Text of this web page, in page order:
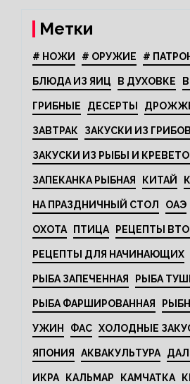
Метки
# НОЖИ # ОРУЖИЕ #
БЛЮДА ИЗ ЯИЦ В ДУХОВКЕ
ГРИБНЫЕ ДЕСЕРТЫ
ЗАВТРАК ЗАКУСКИ ИЗ
ЗАКУСКИ ИЗ РЫБЫ И
ЗАПЕКАНКА РЫБНАЯ КИТАЙ
НА ПРАЗДНИЧНЫЙ СТОЛ ОАЭ
ОХОТА ПТИЦА РЕЦЕПТЫ
РЕЦЕПТЫ ДЛЯ НАЧИНАЮЩИХ
РЫБА ЗАПЕЧЕННАЯ РЫБА
РЫБА ФАРШИРОВАННАЯ
УЖИН ФАС ХОЛОДНЫЕ
ЯПОНИЯ АКВАКУЛЬТУРА
ИКРА КАЛЬМАР КАМЧАТКА